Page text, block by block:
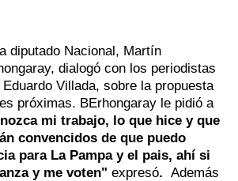
diputado Nacional, Martín
dialogó con los periodistas
Villada, sobre la propuesta
próximas. BErhongaray le pidió a
mi trabajo, lo que hice y que
convencidos de que puedo
para La Pampa y el pais, ahí si
y me voten" expresó. Además